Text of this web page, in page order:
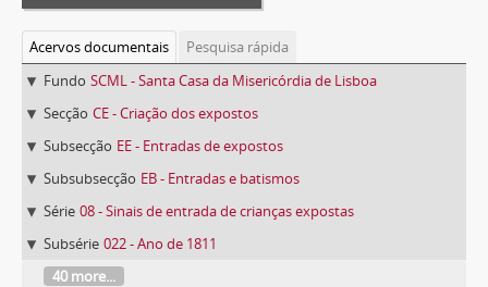
Acervos documentais
Pesquisa rápida
Fundo SCML - Santa Casa da Misericórdia de Lisboa
Secção CE - Criação dos expostos
Subsecção EE - Entradas de expostos
Subsubsecção EB - Entradas e batismos
Série 08 - Sinais de entrada de crianças expostas
Subsérie 022 - Ano de 1811
40 more...